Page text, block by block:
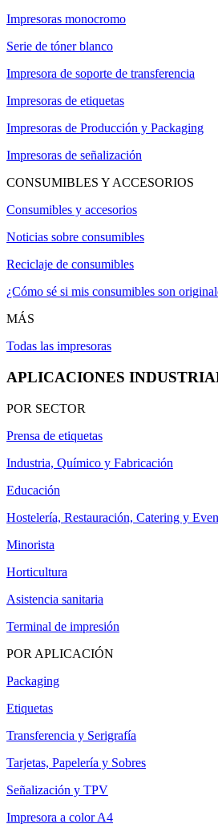
Impresoras monocromo
Serie de tóner blanco
Impresora de soporte de transferencia
Impresoras de etiquetas
Impresoras de Producción y Packaging
Impresoras de señalización
CONSUMIBLES Y ACCESORIOS
Consumibles y accesorios
Noticias sobre consumibles
Reciclaje de consumibles
¿Cómo sé si mis consumibles son
MÁS
Todas las impresoras
APLICACIONES
POR SECTOR
Prensa de etiquetas
Industria, Químico y Fabricación
Educación
Hostelería, Restauración, Catering y
Minorista
Horticultura
Asistencia sanitaria
Terminal de impresión
POR APLICACIÓN
Packaging
Etiquetas
Transferencia y Serigrafía
Tarjetas, Papelería y Sobres
Señalización y TPV
Impresora a color A4